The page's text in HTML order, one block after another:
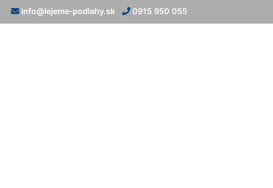
info@lejeme-podlahy.sk 0915 950 055